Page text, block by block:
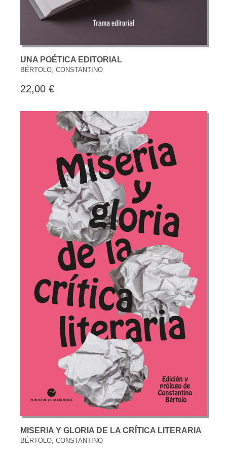
UNA POÉTICA EDITORIAL
BÉRTOLO, CONSTANTINO
22,00 €
MISERIA Y GLORIA DE LA CRÍTICA LITERARIA
BÉRTOLO, CONSTANTINO